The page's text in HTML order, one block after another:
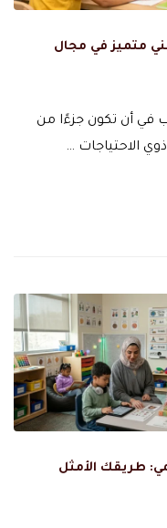
متميز في مجال
في أن تكون جزءًا من
الاحتياجات …
طريقك الأمثل